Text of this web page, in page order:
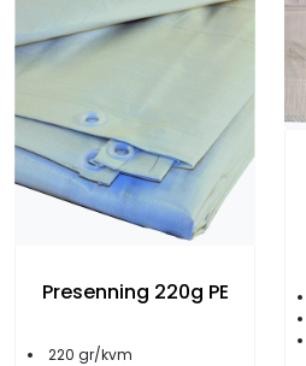
Presenning 220g PE
220 gr/kvm